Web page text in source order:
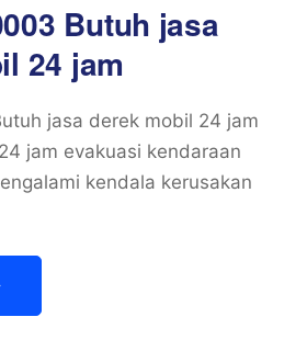
Butuh jasa
24 jam
jasa derek mobil 24 jam
jam evakuasi kendaraan
kendala kerusakan